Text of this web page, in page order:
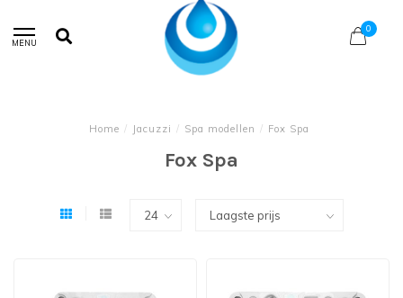
MENU
0
Home / Jacuzzi / Spa modellen / Fox Spa
Fox Spa